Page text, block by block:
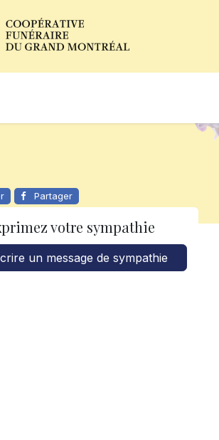
Partager
votre sympathie
un message de sympathie